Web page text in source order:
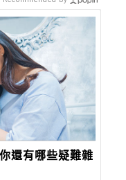
還有哪些疑難雜